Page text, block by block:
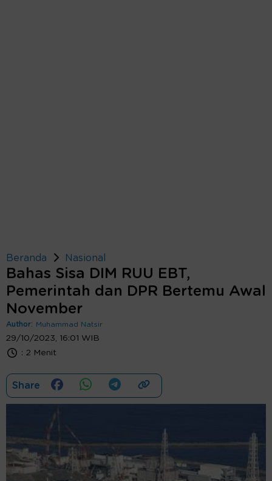
Beranda Nasional
Bahas Sisa DIM RUU EBT,
Pemerintah dan DPR Bertemu Awal
November
Author: Muhammad Natsir
29/10/2023, 16:01 WIB
: 2 Menit
Share